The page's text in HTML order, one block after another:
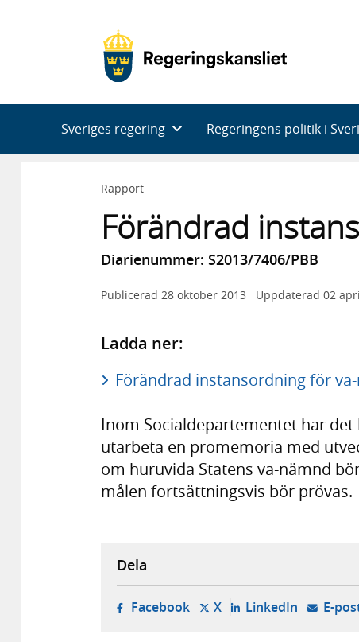
Sveriges regering Regeringens politik i
Rapport
Förändrad
Diarienummer: S2013/7406/PBB
Publicerad 28 oktober 2013 Uppdaterad 02
Ladda ner:
Förändrad instansordning för
Inom Socialdepartementet har
utarbeta en promemoria med
om huruvida Statens va-nämnd
målen fortsättningsvis bör prövas.
Dela
Facebook- öppnas i ny flik, extern
X- öppnas i ny flik,
LinkedIn- öppnas
E-